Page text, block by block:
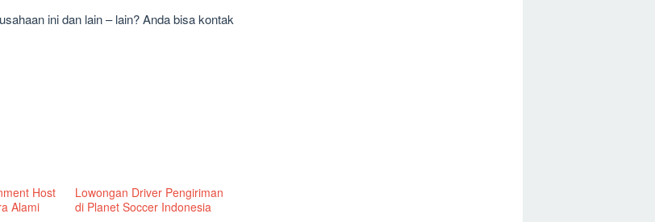
ini dan lain – lain? Anda bisa kontak
Host
Alami
Lowongan Driver Pengiriman
di Planet Soccer Indonesia